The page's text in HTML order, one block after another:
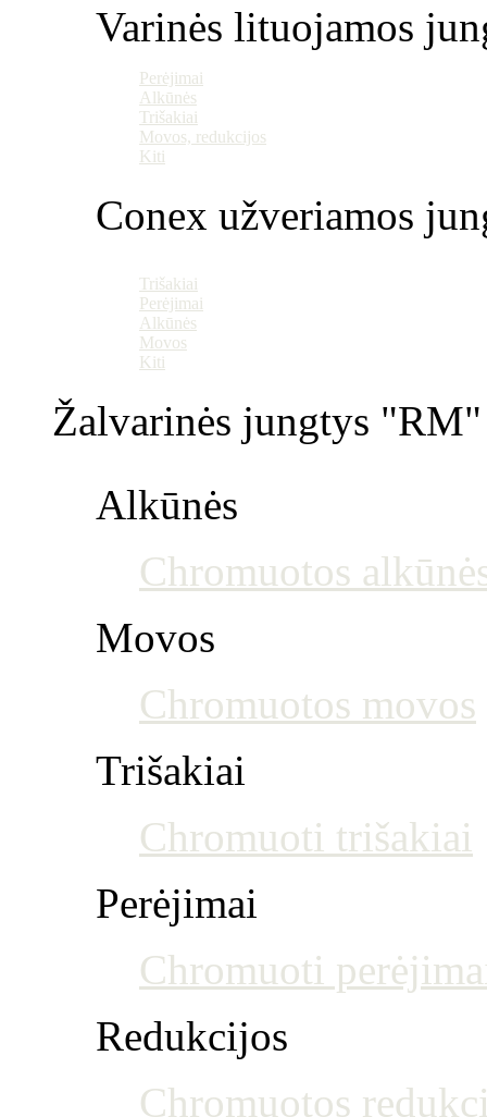
Varinės lituojamos
Perėjimai
Alkūnės
Trišakiai
Movos, redukcijos
Kiti
Conex užveriamos
Trišakiai
Perėjimai
Alkūnės
Movos
Kiti
Žalvarinės jungtys
Alkūnės
Chromuotos
Movos
Chromuotos movos
Trišakiai
Chromuoti trišakiai
Perėjimai
Chromuoti
Redukcijos
Chromuotos